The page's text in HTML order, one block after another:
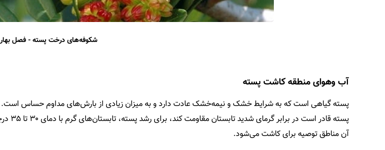
شکوفه‌های درخت پسته - فصل بهار
آب ‌وهوای منطقه کاشت پسته
پسته گیاهی است که به شرایط خشک و نیمه‌خشک عادت دارد و به میزان زیادی از بارش‌های مداوم حساس است.
آن مناطق توصیه برای کاشت می‌شود.